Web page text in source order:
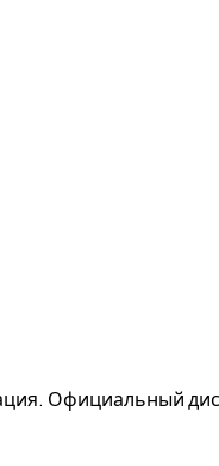
Официальный